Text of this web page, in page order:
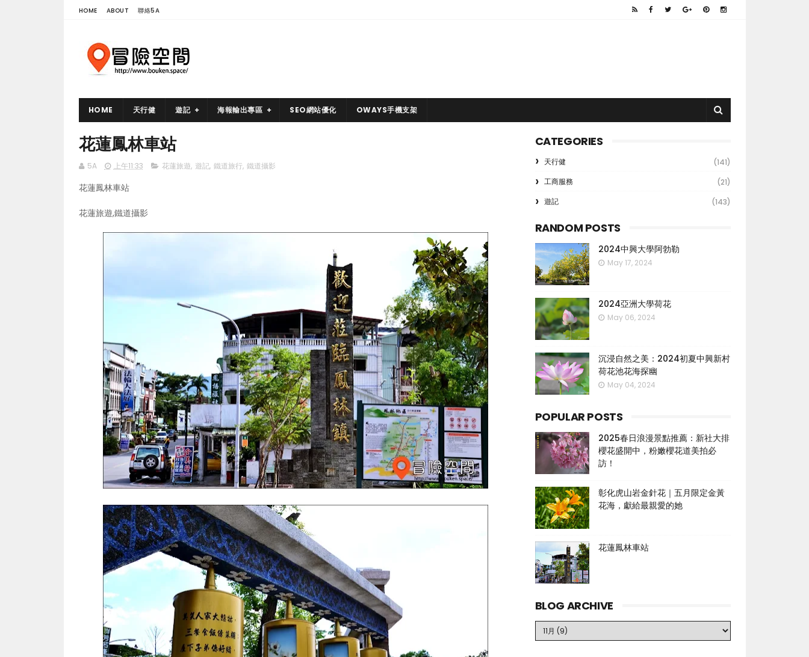
HOME ABOUT 聯絡5A
HOME 天行健 遊記 海報輸出專區 SEO網站優化 OWAYS手機支架
花蓮鳳林車站
5A 上午11:33 花蓮旅遊, 遊記, 鐵道旅行, 鐵道攝影
花蓮鳳林車站
花蓮旅遊,鐵道攝影
CATEGORIES
天行健
(141)
工商服務
(21)
遊記
(143)
RANDOM POSTS
2024中興大學阿勃勒
May 17, 2024
2024亞洲大學荷花
May 06, 2024
沉浸自然之美：2024初夏中興新村
荷花池花海探幽
May 04, 2024
POPULAR POSTS
2025春日浪漫景點推薦：新社大排
櫻花盛開中，粉嫩櫻花道美拍必
訪！
彰化虎山岩金針花｜五月限定金黃
花海，獻給最親愛的她
花蓮鳳林車站
BLOG ARCHIVE